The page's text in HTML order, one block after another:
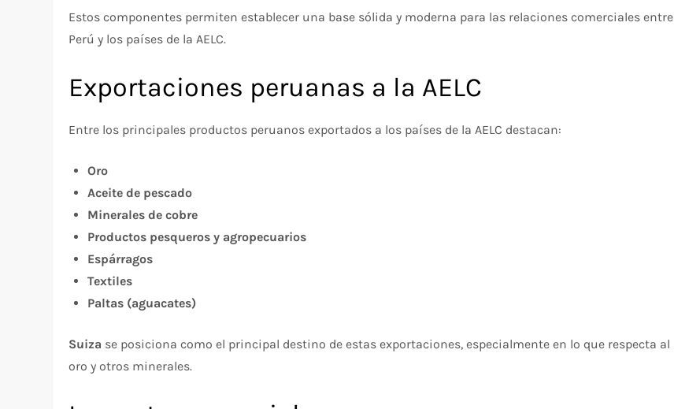
Estos componentes permiten establecer una base sólida y moderna para las relaciones comerciales entre
Perú y los países de la AELC.
Exportaciones peruanas a la AELC
Entre los principales productos peruanos exportados a los países de la AELC destacan:
Oro
Aceite de pescado
Minerales de cobre
Productos pesqueros y agropecuarios
Espárragos
Textiles
Paltas (aguacates)
Suiza se posiciona como el principal destino de estas exportaciones, especialmente en lo que respecta al
oro y otros minerales.